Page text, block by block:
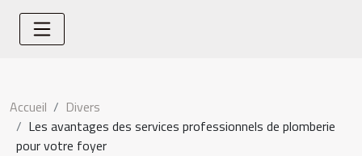
Accueil
Divers
Les avantages des services professionnels de plomberie
pour votre foyer